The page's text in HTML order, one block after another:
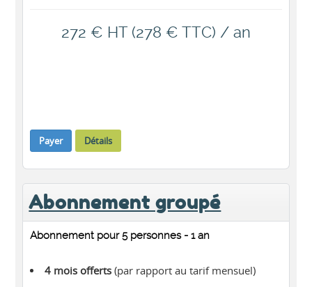
272 € HT (278 € TTC) / an
Payer Détails
Abonnement groupé
Abonnement pour 5 personnes - 1 an
4 mois offerts(par rapport au tarif mensuel)